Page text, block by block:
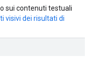
sui contenuti testuali
visivi dei risultati di